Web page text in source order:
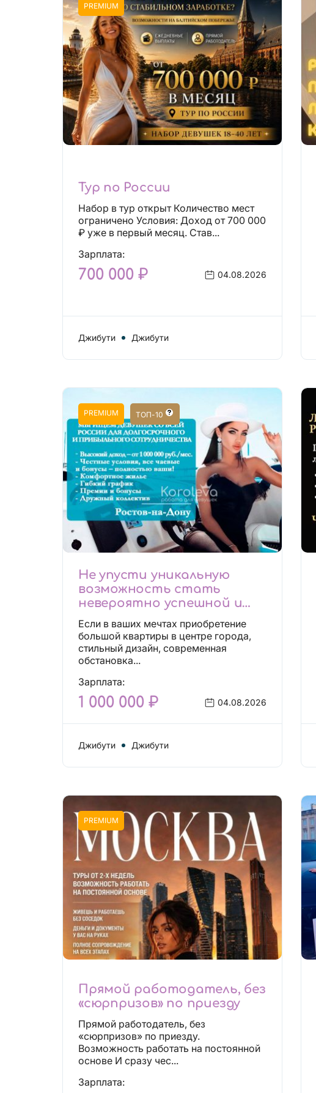
PREMIUM
Тур по России
Набор в тур открыт Количество мест
ограничено Условия: Доход от 700 000
₽ уже в первый месяц. Став...
Зарплата:
700 000 ₽ 04.08.2026
Джибути Джибути
PREMIUM ТОП-10
Не упусти уникальную
возможность стать
невероятно успешной и
независимой!
Если в ваших мечтах приобретение
большой квартиры в центре города,
стильный дизайн, современная
обстановка...
Зарплата:
1 000 000 ₽ 04.08.2026
Джибути Джибути
PREMIUM
Прямой работодатель, без
«сюрпризов» по приезду
Прямой работодатель, без
«сюрпризов» по приезду.
Возможность работать на постоянной
основе И сразу чес...
Зарплата: